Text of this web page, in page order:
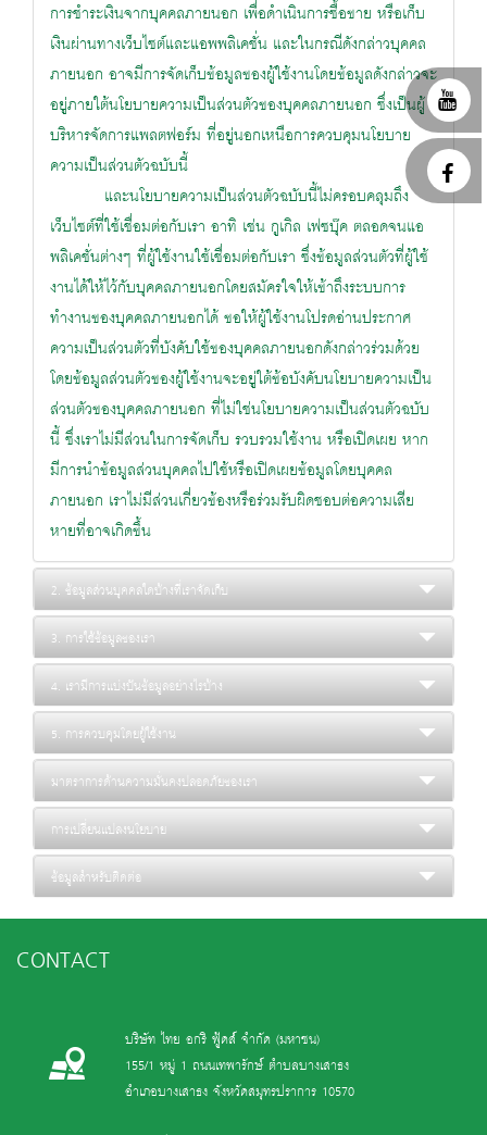
การชำระเงินจากบุคคลภายนอก เพื่อดำเนินการซื้อขาย หรือเก็บ
เงินผ่านทางเว็บไซต์และแอพพลิเคชั่น และในกรณีดังกล่าวบุคคล
ภายนอก อาจมีการจัดเก็บข้อมูลของผู้ใช้งานโดยข้อมูลดังกล่าวจะ
อยู่ภายใต้นโยบายความเป็นส่วนตัวของบุคคลภายนอก ซึ่งเป็นผู้
บริหารจัดการแพลตฟอร์ม ที่อยู่นอกเหนือการควบคุมนโยบาย
ความเป็นส่วนตัวฉบับนี้
และนโยบายความเป็นส่วนตัวฉบับนี้ไม่ครอบคลุมถึง
เว็บไซต์ที่ใช้เชื่อมต่อกับเรา อาทิ เช่น กูเกิล เฟซบุ๊ค ตลอดจนแอ
พลิเคชั่นต่างๆ ที่ผู้ใช้งานใช้เชื่อมต่อกับเรา ซึ่งข้อมูลส่วนตัวที่ผู้ใช้
งานได้ให้ไว้กับบุคคลภายนอกโดยสมัครใจให้เข้าถึงระบบการ
ทำงานของบุคคลภายนอกได้ ขอให้ผู้ใช้งานโปรดอ่านประกาศ
ความเป็นส่วนตัวที่บังคับใช้ของบุคคลภายนอกดังกล่าวร่วมด้วย
โดยข้อมูลส่วนตัวของผู้ใช้งานจะอยู่ใต้ข้อบังคับนโยบายความเป็น
ส่วนตัวของบุคคลภายนอก ที่ไม่ใช่นโยบายความเป็นส่วนตัวฉบับ
นี้ ซึ่งเราไม่มีส่วนในการจัดเก็บ รวบรวมใช้งาน หรือเปิดเผย หาก
มีการนำข้อมูลส่วนบุคคลไปใช้หรือเปิดเผยข้อมูลโดยบุคคล
ภายนอก เราไม่มีส่วนเกี่ยวข้องหรือร่วมรับผิดชอบต่อความเสีย
หายที่อาจเกิดขึ้น
2. ข้อมูลส่วนบุคคลใดบ้างที่เราจัดเก็บ
3. การใช้ข้อมูลของเรา
4. เรามีการแบ่งปันข้อมูลอย่างไรบ้าง
5. การควบคุมโดยผู้ใช้งาน
มาตราการด้านความมั่นคงปลอดภัยของเรา
การเปลี่ยนแปลงนโยบาย
ข้อมูลสำหรับติดต่อ
CONTACT
บริษัท ไทย อกริ ฟู้ดส์ จำกัด (มหาชน)
155/1 หมู่ 1 ถนนเทพารักษ์ ตำบลบางเสาธง
อำเภอบางเสาธง จังหวัดสมุทรปราการ 10570